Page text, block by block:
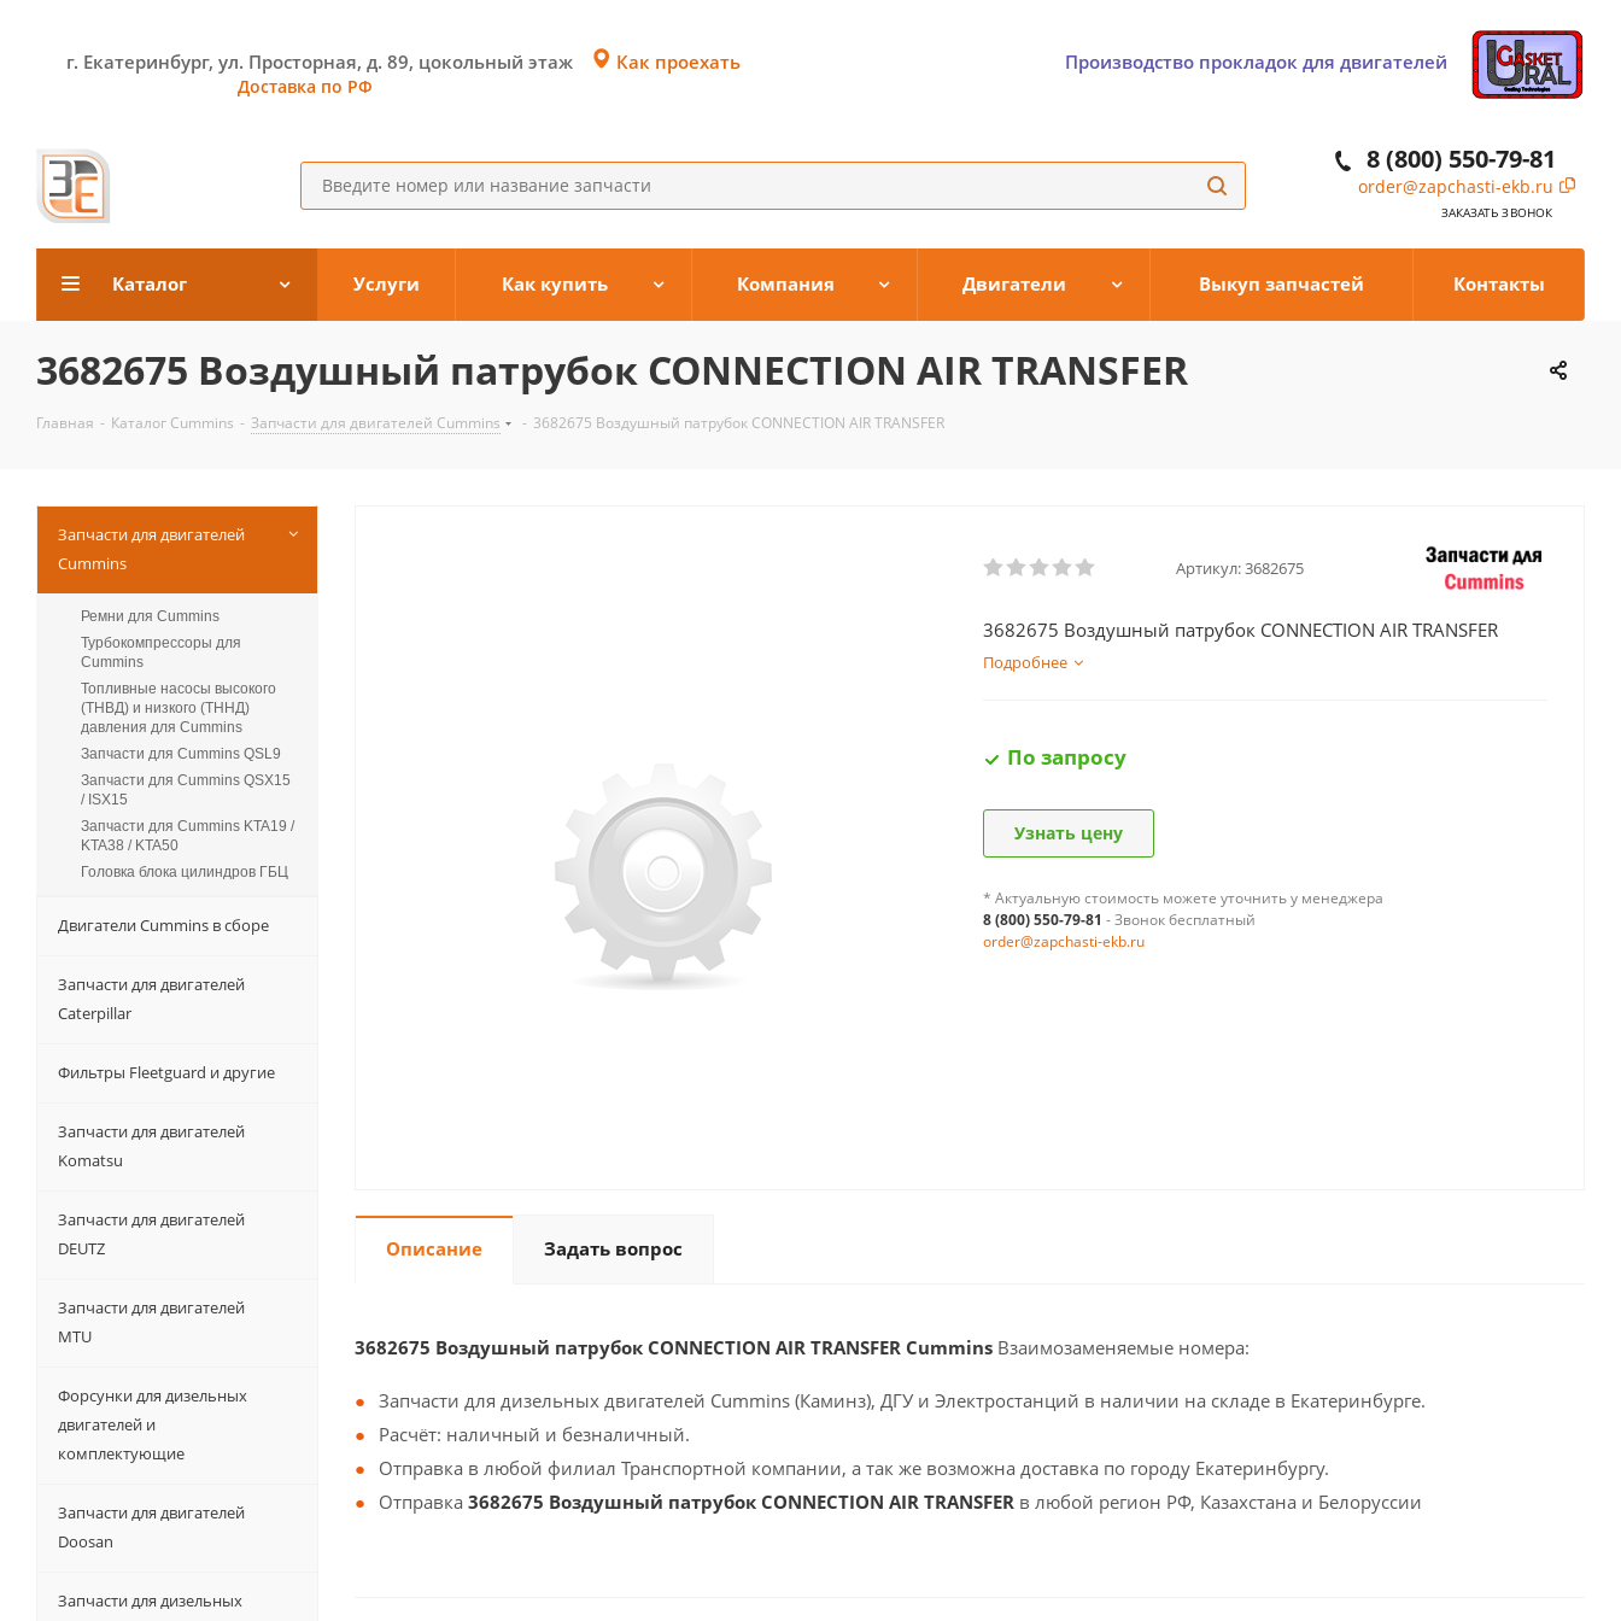
г. Екатеринбург, ул. Просторная, д. 89, цокольный этаж
Доставка по РФ
Как проехать Производство прокладок для двигателей
8 (800) 550-79-81
order@zapchasti-ekb.ru
ЗАКАЗАТЬ ЗВОНОК
Каталог Услуги Как купить Компания Двигатели Выкуп запчастей Контакты
3682675 Воздушный патрубок CONNECTION AIR TRANSFER
Главная - Каталог Cummins - Запчасти для двигателей Cummins - 3682675 Воздушный патрубок CONNECTION AIR TRANSFER
Артикул:3682675
3682675 Воздушный патрубок CONNECTION AIR TRANSFER
Подробнее
По запросу
Узнать цену
* Актуальную стоимость можете уточнить у менеджера
8 (800) 550-79-81 - Звонок бесплатный
order@zapchasti-ekb.ru
Описание Задать вопрос
3682675 Воздушный патрубок CONNECTION AIR TRANSFER Cummins Взаимозаменяемые номера:
Запчасти для дизельных двигателей Cummins (Каминз), ДГУ и Электростанций в наличии на складе в Екатеринбурге.
Расчёт: наличный и безналичный.
Отправка в любой филиал Транспортной компании, а так же возможна доставка по городу Екатеринбургу.
Отправка 3682675 Воздушный патрубок CONNECTION AIR TRANSFER в любой регион РФ, Казахстана и Белоруссии
Запчасти для двигателей
Cummins
Ремни для Cummins
Турбокомпрессоры для
Сummins
Топливные насосы высокого
(ТНВД) и низкого (ТННД)
давления для Cummins
Запчасти для Cummins QSL9
Запчасти для Cummins QSX15
/ ISX15
Запчасти для Cummins KTA19 /
KTA38 / KTA50
Головка блока цилиндров ГБЦ
Двигатели Cummins в сборе
Запчасти для двигателей
Caterpillar
Фильтры Fleetguard и другие
Запчасти для двигателей
Komatsu
Запчасти для двигателей
DEUTZ
Запчасти для двигателей
MTU
Форсунки для дизельных
двигателей и
комплектующие
Запчасти для двигателей
Doosan
Запчасти для дизельных